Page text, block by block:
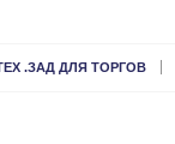
.ЗАД ДЛЯ ТОРГОВ